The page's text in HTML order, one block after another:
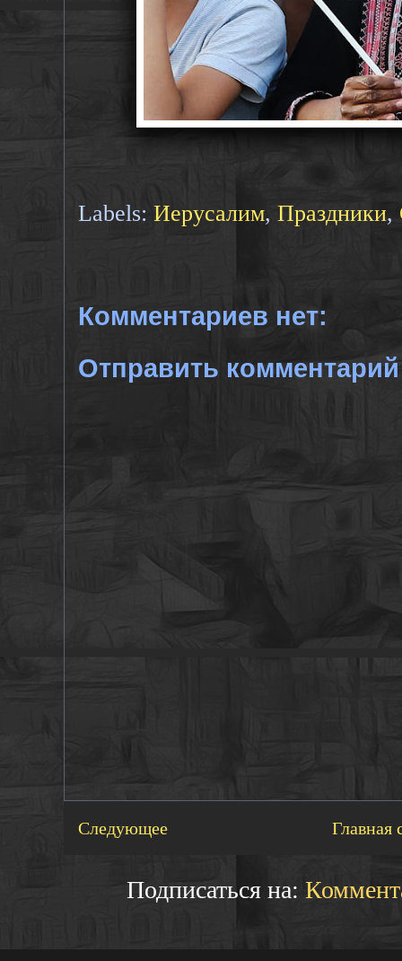
Labels: Иерусалим, Праздники,
Комментариев нет:
Отправить комментарий
Следующее Главная
Подписаться на: